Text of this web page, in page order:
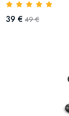
39 € 49 €